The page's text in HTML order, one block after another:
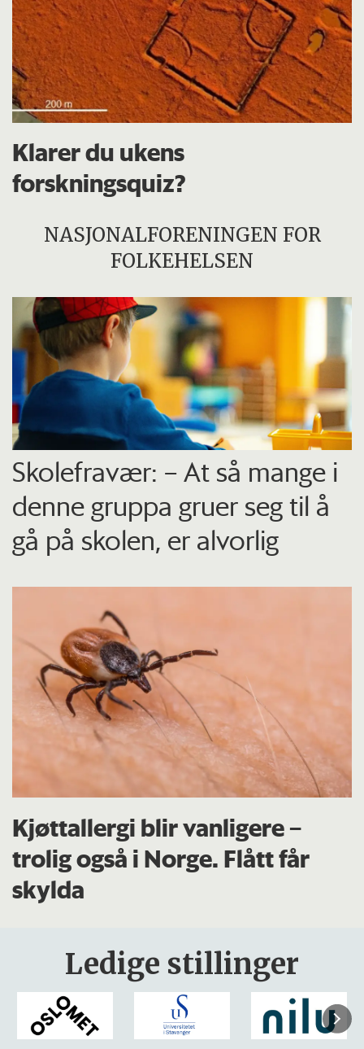
Klarer du ukens
forskningsquiz?
NASJONALFORENINGEN FOR
FOLKEHELSEN
Skolefravær: – At så mange i
denne gruppa gruer seg til å
gå på skolen, er alvorlig
Kjøttallergi blir vanligere –
trolig også i Norge. Flått får
skylda
Ledige stillinger